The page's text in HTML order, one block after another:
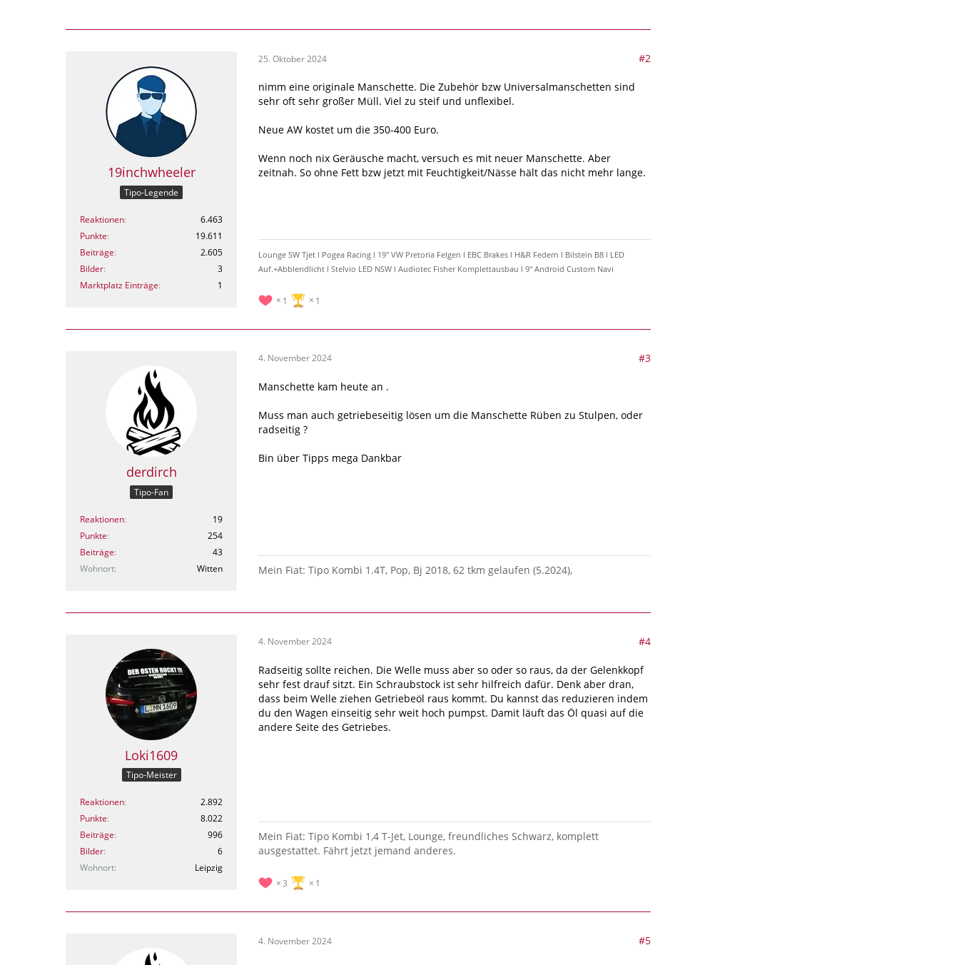
19inchwheeler
Tipo-Legende
Reaktionen
6.463
Punkte
19.611
Beiträge
2.605
Bilder
3
Marktplatz Einträge
1
25. Oktober 2024 #2
nimm eine originale Manschette. Die Zubehör bzw Universalmanschetten sind
sehr oft sehr großer Müll. Viel zu steif und unflexibel.
Neue AW kostet um die 350-400 Euro.
Wenn noch nix Geräusche macht, versuch es mit neuer Manschette. Aber
zeitnah. So ohne Fett bzw jetzt mit Feuchtigkeit/Nässe hält das nicht mehr lange.
Lounge SW Tjet l Pogea Racing l 19" VW Pretoria Felgen l EBC Brakes l H&R Federn l Bilstein B8 l LED
Auf.+Abblendlicht l Stelvio LED NSW l Audiotec Fisher Komplettausbau l 9" Android Custom Navi
1 1
derdirch
Tipo-Fan
Reaktionen
19
Punkte
254
Beiträge
43
Wohnort
Witten
4. November 2024 #3
Manschette kam heute an .
Muss man auch getriebeseitig lösen um die Manschette Rüben zu Stulpen, oder
radseitig ?
Bin über Tipps mega Dankbar
Mein Fiat: Tipo Kombi 1.4T, Pop, Bj 2018, 62 tkm gelaufen (5.2024),
Loki1609
Tipo-Meister
Reaktionen
2.892
Punkte
8.022
Beiträge
996
Bilder
6
Wohnort
Leipzig
4. November 2024 #4
Radseitig sollte reichen. Die Welle muss aber so oder so raus, da der Gelenkkopf
sehr fest drauf sitzt. Ein Schraubstock ist sehr hilfreich dafür. Denk aber dran,
dass beim Welle ziehen Getriebeöl raus kommt. Du kannst das reduzieren indem
du den Wagen einseitig sehr weit hoch pumpst. Damit läuft das Öl quasi auf die
andere Seite des Getriebes.
Mein Fiat: Tipo Kombi 1,4 T-Jet, Lounge, freundliches Schwarz, komplett
ausgestattet. Fährt jetzt jemand anderes.
3 1
4. November 2024 #5